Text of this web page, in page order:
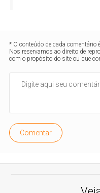
* O conteúdo de cada comentário
Nos reservamos ao direito de
com o propósito do site ou que
Comentar